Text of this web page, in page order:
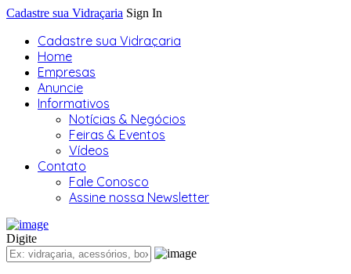
Cadastre sua Vidraçaria Sign In
Cadastre sua Vidraçaria
Home
Empresas
Anuncie
Informativos
Notícias & Negócios
Feiras & Eventos
Vídeos
Contato
Fale Conosco
Assine nossa Newsletter
Digite